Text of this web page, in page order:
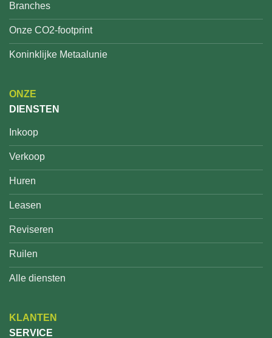
Branches
Onze CO2-footprint
Koninklijke Metaalunie
ONZE
DIENSTEN
Inkoop
Verkoop
Huren
Leasen
Reviseren
Ruilen
Alle diensten
KLANTEN
SERVICE